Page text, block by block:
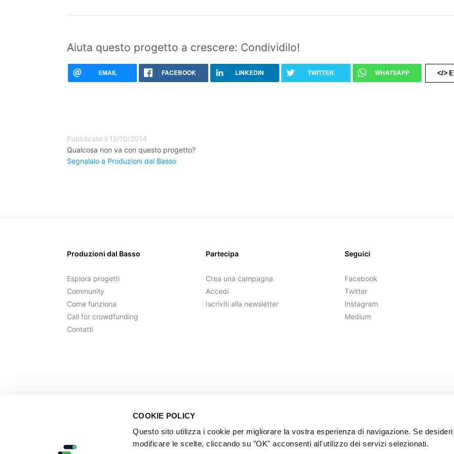
COOKIE POLICY
Questo sito utilizza i cookie per migliorare la vostra esperienza di navigazione. Se
modificare le scelte, cliccando su "OK" acconsenti all'utilizzo dei servizi selezionati.
Aiuta questo progetto a crescere: Condividilo!
EMAIL FACEBOOK LINKEDIN TWITTER WHATSAPP </>
Pubblicato il 12/10/2014
Qualcosa non va con questo progetto?
Segnalalo a Produzioni dal Basso
Produzioni dal Basso
Esplora progetti
Community
Come funziona
Call for crowdfunding
Contatti
Partecipa
Crea una campagna
Accedi
Iscriviti alla newsletter
Seguici
Facebook
Twitter
Instagram
Medium